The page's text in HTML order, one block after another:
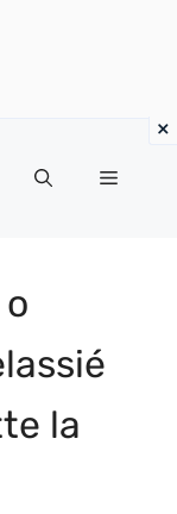
Menu
la